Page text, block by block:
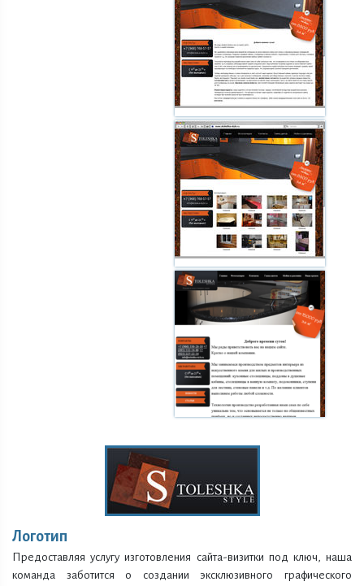
Логотип
Предоставляя услугу изготовления сайта-визитки под ключ, наша
команда заботится о создании эксклюзивного графического